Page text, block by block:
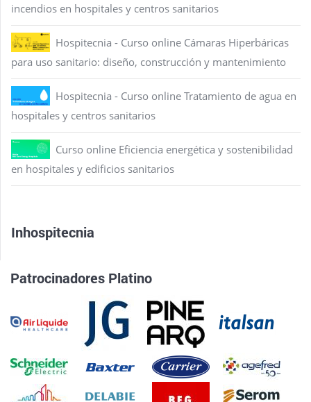
incendios en hospitales y centros sanitarios
Hospitecnia - Curso online Cámaras Hiperbáricas
para uso sanitario: diseño, construcción y mantenimiento
Hospitecnia - Curso online Tratamiento de agua en
hospitales y centros sanitarios
Curso online Eficiencia energética y sostenibilidad
en hospitales y edificios sanitarios
Inhospitecnia
Patrocinadores Platino